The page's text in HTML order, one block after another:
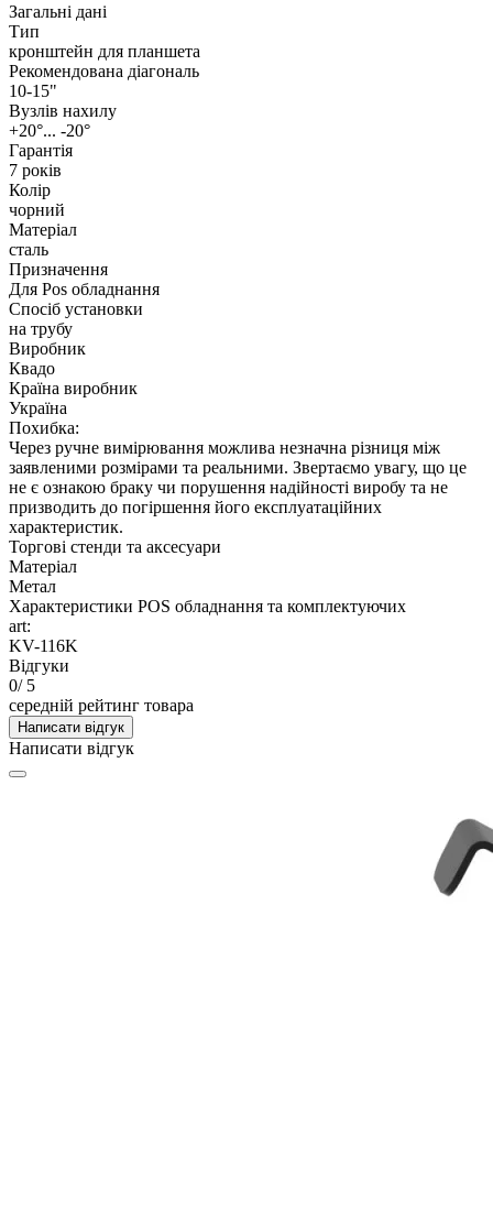
Загальні дані
Тип
кронштейн для планшета
Рекомендована діагональ
10-15"
Вузлів нахилу
+20°... -20°
Гарантія
7 років
Колір
чорний
Матеріал
сталь
Призначення
Для Pos обладнання
Спосіб установки
на трубу
Виробник
Квадо
Країна виробник
Україна
Похибка:
Через ручне вимірювання можлива незначна різниця між
заявленими розмірами та реальними. Звертаємо увагу, що це
не є ознакою браку чи порушення надійності виробу та не
призводить до погіршення його експлуатаційних
характеристик.
Торгові стенди та аксесуари
Матеріал
Метал
Характеристики POS обладнання та комплектуючих
art:
KV-116K
Відгуки
0/ 5
середній рейтинг товара
Написати відгук
Написати відгук